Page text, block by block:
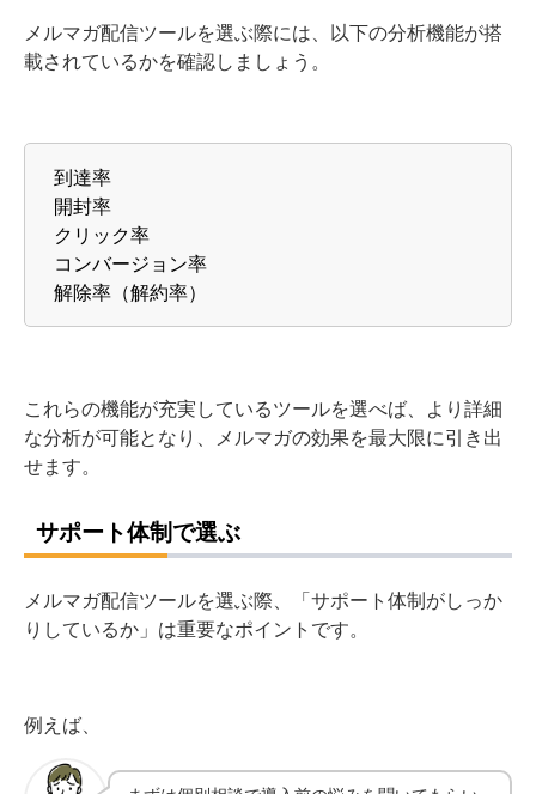
メルマガ配信ツールを選ぶ際には、以下の分析機能が搭
載されているかを確認しましょう。
到達率
開封率
クリック率
コンバージョン率
解除率（解約率）
これらの機能が充実しているツールを選べば、より詳細
な分析が可能となり、メルマガの効果を最大限に引き出
せます。
サポート体制で選ぶ
メルマガ配信ツールを選ぶ際、「サポート体制がしっか
りしているか」は重要なポイントです。
例えば、